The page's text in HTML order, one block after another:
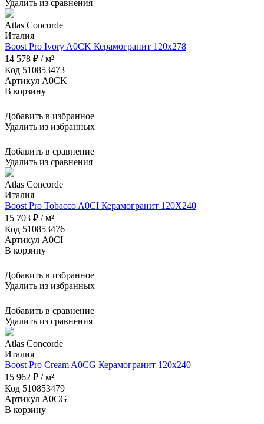
Удалить из сравнения
Atlas Concorde
Италия
Boost Pro Ivory A0CK Керамогранит 120x278
14 578 ₽ / м²
Код 510853473
Артикул A0CK
В корзину
Добавить в избранное
Удалить из избранных
Добавить в сравнение
Удалить из сравнения
Atlas Concorde
Италия
Boost Pro Tobacco A0CI Керамогранит 120X240
15 703 ₽ / м²
Код 510853476
Артикул A0CI
В корзину
Добавить в избранное
Удалить из избранных
Добавить в сравнение
Удалить из сравнения
Atlas Concorde
Италия
Boost Pro Cream A0CG Керамогранит 120x240
15 962 ₽ / м²
Код 510853479
Артикул A0CG
В корзину